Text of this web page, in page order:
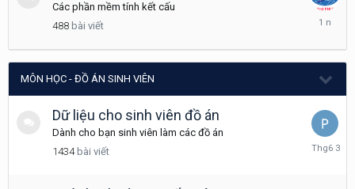
Các phần mềm tính kết cấu
488 bài viết
Tháng
8,
2025
MÔN HỌC - ĐỒ ÁN SINH VIÊN
Dữ liệu cho sinh viên đồ án
Dành cho bạn sinh viên làm các đồ án
1434 bài viết
Tháng